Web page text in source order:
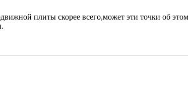
плиты скорее всего,может эти точки об